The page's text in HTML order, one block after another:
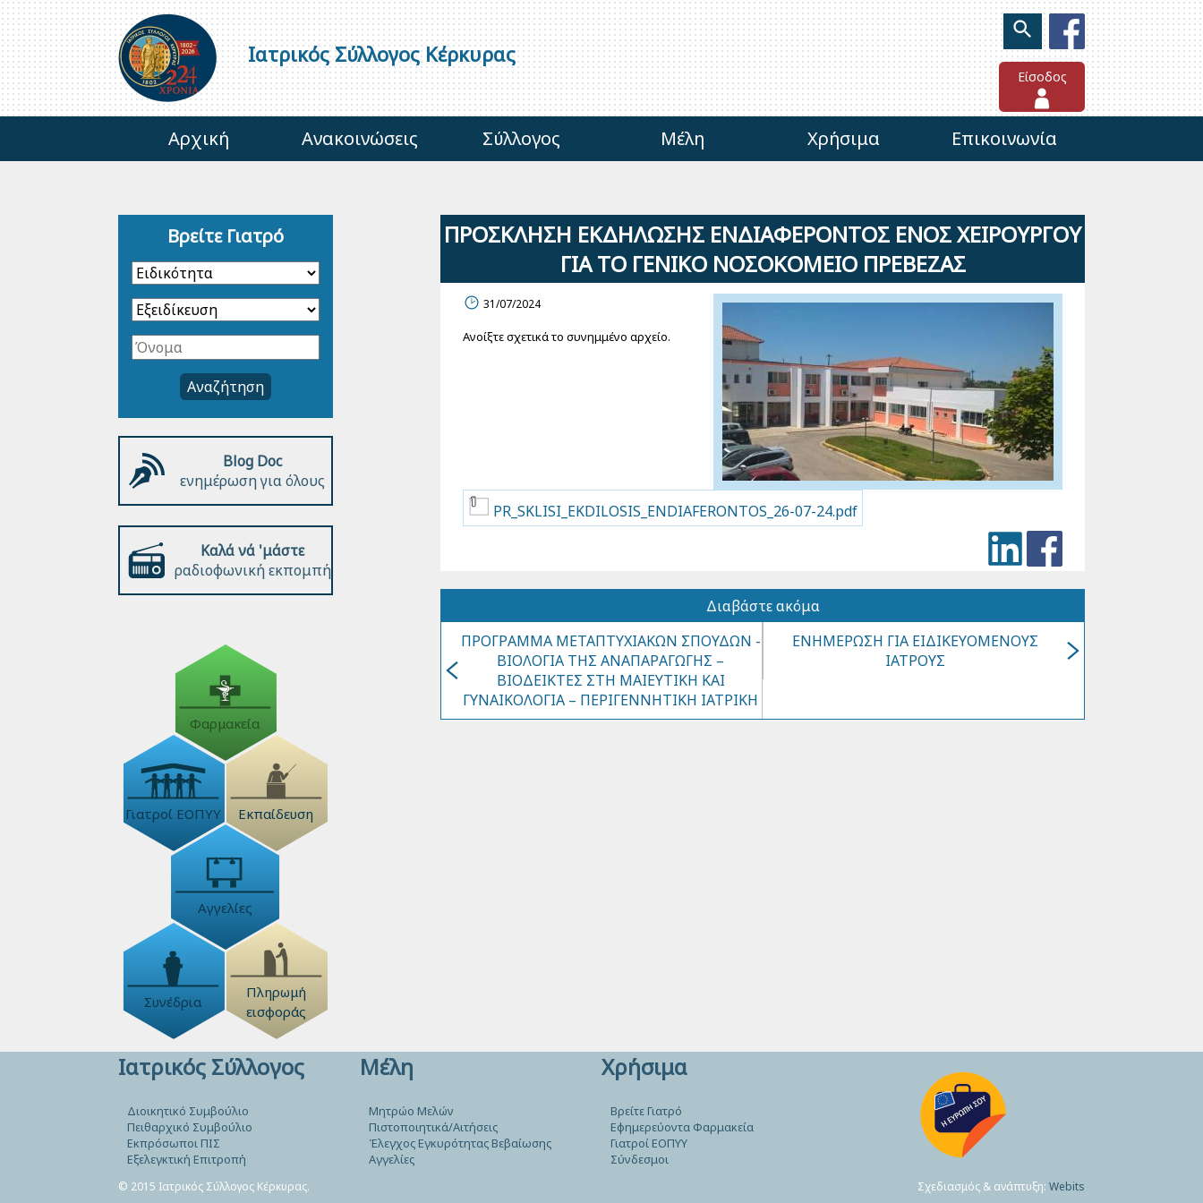
Ιατρικός Σύλλογος Κέρκυρας
Είσοδος
Αρχική Ανακοινώσεις Σύλλογος Μέλη Χρήσιμα Επικοινωνία
ΠΡΟΣΚΛΗΣΗ ΕΚΔΗΛΩΣΗΣ ΕΝΔΙΑΦΕΡΟΝΤΟΣ ΕΝΟΣ ΧΕΙΡΟΥΡΓΟΥ
ΓΙΑ ΤΟ ΓΕΝΙΚΟ ΝΟΣΟΚΟΜΕΙΟ ΠΡΕΒΕΖΑΣ
31/07/2024
Ανοίξτε σχετικά το συνημμένο αρχείο.
PR_SKLISI_EKDILOSIS_ENDIAFERONTOS_26-07-24.pdf
Διαβάστε ακόμα
ΠΡΟΓΡΑΜΜΑ ΜΕΤΑΠΤΥΧΙΑΚΩΝ ΣΠΟΥΔΩΝ -
ΒΙΟΛΟΓΙΑ ΤΗΣ ΑΝΑΠΑΡΑΓΩΓΗΣ –
ΒΙΟΔΕΙΚΤΕΣ ΣΤΗ ΜΑΙΕΥΤΙΚΗ ΚΑΙ
ΓΥΝΑΙΚΟΛΟΓΙΑ – ΠΕΡΙΓΕΝΝΗΤΙΚΗ ΙΑΤΡΙΚΗ
ΕΝΗΜΕΡΩΣΗ ΓΙΑ ΕΙΔΙΚΕΥΟΜΕΝΟΥΣ
ΙΑΤΡΟΥΣ
Βρείτε Γιατρό
Αναζήτηση
Blog Doc
ενημέρωση για όλους
Καλά νά 'μάστε
ραδιοφωνική εκπομπή
Φαρμακεία
Γιατροί ΕΟΠΥΥ Εκπαίδευση
Αγγελίες
Συνέδρια
Πληρωμή
εισφοράς
Ιατρικός Σύλλογος
Διοικητικό Συμβούλιο
Πειθαρχικό Συμβούλιο
Εκπρόσωποι ΠΙΣ
Εξελεγκτική Επιτροπή
Μέλη
Μητρώο Μελών
Πιστοποιητικά/Αιτήσεις
Έλεγχος Εγκυρότητας Βεβαίωσης
Αγγελίες
Χρήσιμα
Βρείτε Γιατρό
Εφημερεύοντα Φαρμακεία
Γιατροί ΕΟΠΥΥ
Σύνδεσμοι
© 2015 Ιατρικός Σύλλογος Κέρκυρας. Σχεδιασμός & ανάπτυξη: Webits